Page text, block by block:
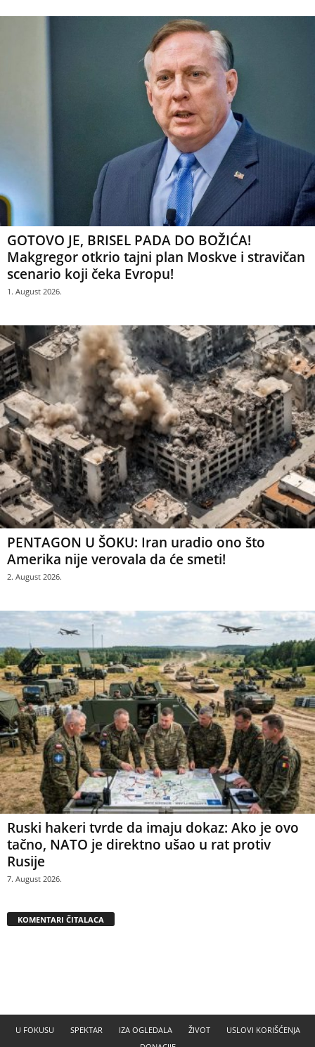
GOTOVO JE, BRISEL PADA DO BOŽIĆA!
Makgregor otkrio tajni plan Moskve i stravičan
scenario koji čeka Evropu!
1. August 2026.
PENTAGON U ŠOKU: Iran uradio ono što
Amerika nije verovala da će smeti!
2. August 2026.
Ruski hakeri tvrde da imaju dokaz: Ako je ovo
tačno, NATO je direktno ušao u rat protiv
Rusije
7. August 2026.
KOMENTARI ČITALACA
U FOKUSU SPEKTAR IZA OGLEDALA ŽIVOT
USLOVI KORIŠĆENJA